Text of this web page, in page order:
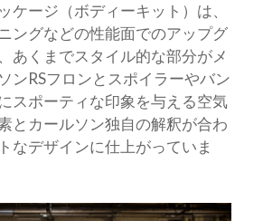
ケージ（ボディーキット）は、
ングなどの性能面でのアップグ
あくまでスタイル的な部分がメ
ンRSフロンとスポイラーやバン
スポーティな印象を与える空気
とカールソン独自の解釈が合わ
なデザインに仕上がっていま